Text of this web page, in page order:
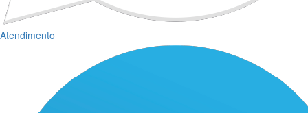
Atendimento